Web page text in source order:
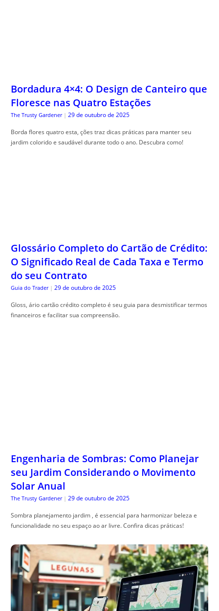
Bordadura 4×4: O Design de Canteiro que
Floresce nas Quatro Estações
The Trusty Gardener | 29 de outubro de 2025
Borda flores quatro esta, ções traz dicas práticas para manter seu
jardim colorido e saudável durante todo o ano. Descubra como!
Glossário Completo do Cartão de Crédito:
O Significado Real de Cada Taxa e Termo
do seu Contrato
Guia do Trader | 29 de outubro de 2025
Gloss, ário cartão crédito completo é seu guia para desmistificar termos
financeiros e facilitar sua compreensão.
Engenharia de Sombras: Como Planejar
seu Jardim Considerando o Movimento
Solar Anual
The Trusty Gardener | 29 de outubro de 2025
Sombra planejamento jardim , é essencial para harmonizar beleza e
funcionalidade no seu espaço ao ar livre. Confira dicas práticas!